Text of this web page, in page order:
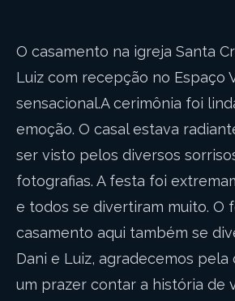
O casamento na igreja Santa
Luiz com recepção no Espaço
sensacional.A cerimônia foi
emoção. O casal estava
ser visto pelos diversos
fotografias. A festa foi
e todos se divertiram muito. O
casamento aqui também se
Dani e Luiz, agradecemos pela
um prazer contar a história de